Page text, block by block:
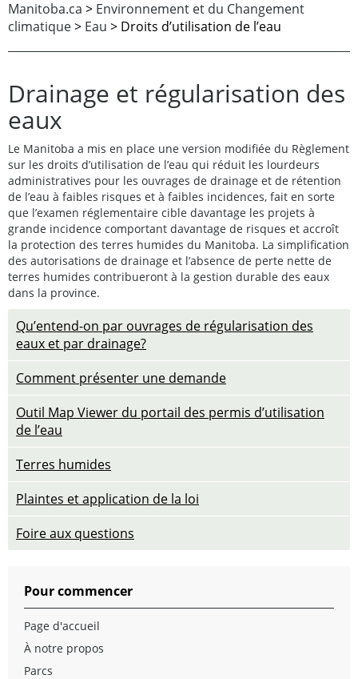
Manitoba.ca > Environnement et du Changement
climatique> Eau > Droits d’utilisation de l’eau
Drainage et régularisation des
eaux
Le Manitoba a mis en place une version modifiée du Règlement
sur les droits d’utilisation de l’eau qui réduit les lourdeurs
administratives pour les ouvrages de drainage et de rétention
de l’eau à faibles risques et à faibles incidences, fait en sorte
que l’examen réglementaire cible davantage les projets à
grande incidence comportant davantage de risques et accroît
la protection des terres humides du Manitoba. La simplification
des autorisations de drainage et l’absence de perte nette de
terres humides contribueront à la gestion durable des eaux
dans la province.
Qu’entend-on par ouvrages de régularisation des
eaux et par drainage?
Comment présenter une demande
Outil Map Viewer du portail des permis d’utilisation
de l’eau
Terres humides
Plaintes et application de la loi
Foire aux questions
Pour commencer
Page d'accueil
À notre propos
Parcs